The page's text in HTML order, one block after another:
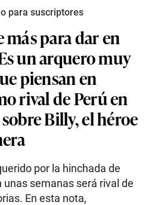
para suscriptores
para dar en
un arquero muy
piensan en
rival de Perú en
Billy, el héroe
por la hinchada de
semanas será rival de
En esta nota,